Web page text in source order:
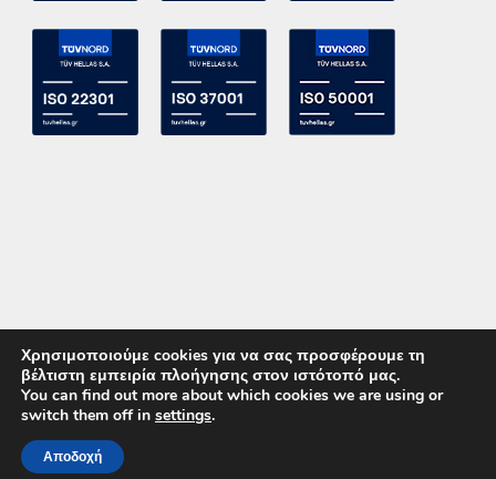
Copyright 2015 ACE Power Electronics - All Right Reserved
ΚΑΛΕΣΤΕ ΜΑΣ
Χρησιμοποιούμε cookies για να σας προσφέρουμε τη
βέλτιστη εμπειρία πλοήγησης στον ιστότοπό μας.
You can find out more about which cookies we are using or
switch them off in settings.
Αποδοχή